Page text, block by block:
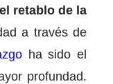
retablo de la
a través de
ha sido el
profundad.